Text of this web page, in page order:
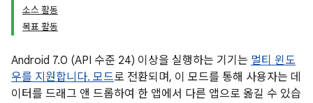
소스 활동
목표 활동
Android 7.0 (API 수준 24) 이상을 실행하는 기기는 멀티 윈도
우를 지원합니다. 모드로 전환되며, 이 모드를 통해 사용자는 데
이터를 드래그 앤 드롭하여 한 앱에서 다른 앱으로 옮길 수 있습